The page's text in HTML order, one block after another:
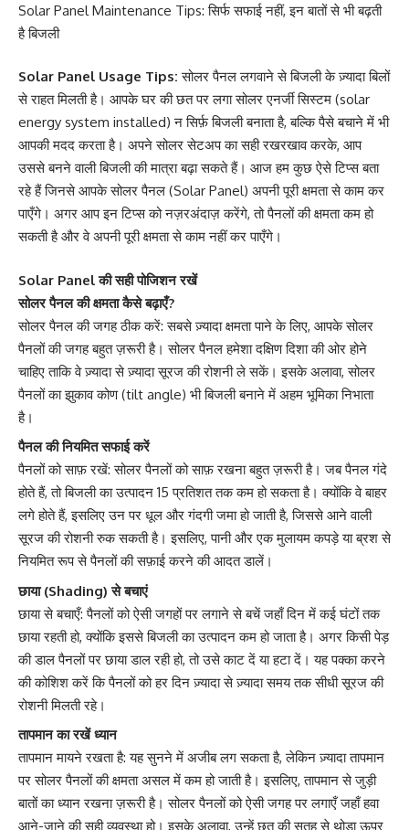
Solar Panel Maintenance Tips: सिर्फ सफाई नहीं, इन बातों से भी बढ़ती
है बिजली
Solar Panel Usage Tips:सोलर पैनल लगवाने से बिजली के ज़्यादा बिलों
से राहत मिलती है। आपके घर की छत पर लगा सोलर एनर्जी सिस्टम (solar
energy system installed) न सिर्फ़ बिजली बनाता है, बल्कि पैसे बचाने में भी
आपकी मदद करता है। अपने सोलर सेटअप का सही रखरखाव करके, आप
उससे बनने वाली बिजली की मात्रा बढ़ा सकते हैं। आज हम कुछ ऐसे टिप्स बता
रहे हैं जिनसे आपके सोलर पैनल (Solar Panel) अपनी पूरी क्षमता से काम कर
पाएँगे। अगर आप इन टिप्स को नज़रअंदाज़ करेंगे, तो पैनलों की क्षमता कम हो
सकती है और वे अपनी पूरी क्षमता से काम नहीं कर पाएँगे।
Solar Panel की सही पोजिशन रखें
सोलर पैनल की क्षमता कैसे बढ़ाएँ?
सोलर पैनल की जगह ठीक करें: सबसे ज़्यादा क्षमता पाने के लिए, आपके सोलर
पैनलों की जगह बहुत ज़रूरी है। सोलर पैनल हमेशा दक्षिण दिशा की ओर होने
चाहिए ताकि वे ज़्यादा से ज़्यादा सूरज की रोशनी ले सकें। इसके अलावा, सोलर
पैनलों का झुकाव कोण (tilt angle) भी बिजली बनाने में अहम भूमिका निभाता
है।
पैनल की नियमित सफाई करें
पैनलों को साफ़ रखें: सोलर पैनलों को साफ़ रखना बहुत ज़रूरी है। जब पैनल गंदे
होते हैं, तो बिजली का उत्पादन 15 प्रतिशत तक कम हो सकता है। क्योंकि वे बाहर
लगे होते हैं, इसलिए उन पर धूल और गंदगी जमा हो जाती है, जिससे आने वाली
सूरज की रोशनी रुक सकती है। इसलिए, पानी और एक मुलायम कपड़े या ब्रश से
नियमित रूप से पैनलों की सफ़ाई करने की आदत डालें।
छाया (Shading) से बचाएं
छाया से बचाएँ: पैनलों को ऐसी जगहों पर लगाने से बचें जहाँ दिन में कई घंटों तक
छाया रहती हो, क्योंकि इससे बिजली का उत्पादन कम हो जाता है। अगर किसी पेड़
की डाल पैनलों पर छाया डाल रही हो, तो उसे काट दें या हटा दें। यह पक्का करने
की कोशिश करें कि पैनलों को हर दिन ज़्यादा से ज़्यादा समय तक सीधी सूरज की
रोशनी मिलती रहे।
तापमान का रखें ध्यान
तापमान मायने रखता है: यह सुनने में अजीब लग सकता है, लेकिन ज़्यादा तापमान
पर सोलर पैनलों की क्षमता असल में कम हो जाती है। इसलिए, तापमान से जुड़ी
बातों का ध्यान रखना ज़रूरी है। सोलर पैनलों को ऐसी जगह पर लगाएँ जहाँ हवा
आने-जाने की सही व्यवस्था हो। इसके अलावा, उन्हें छत की सतह से थोड़ा ऊपर